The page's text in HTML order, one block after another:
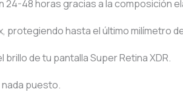
48 horas gracias a la composición
protegiendo hasta el último milímetro
de tu pantalla Super Retina XDR.
puesto.